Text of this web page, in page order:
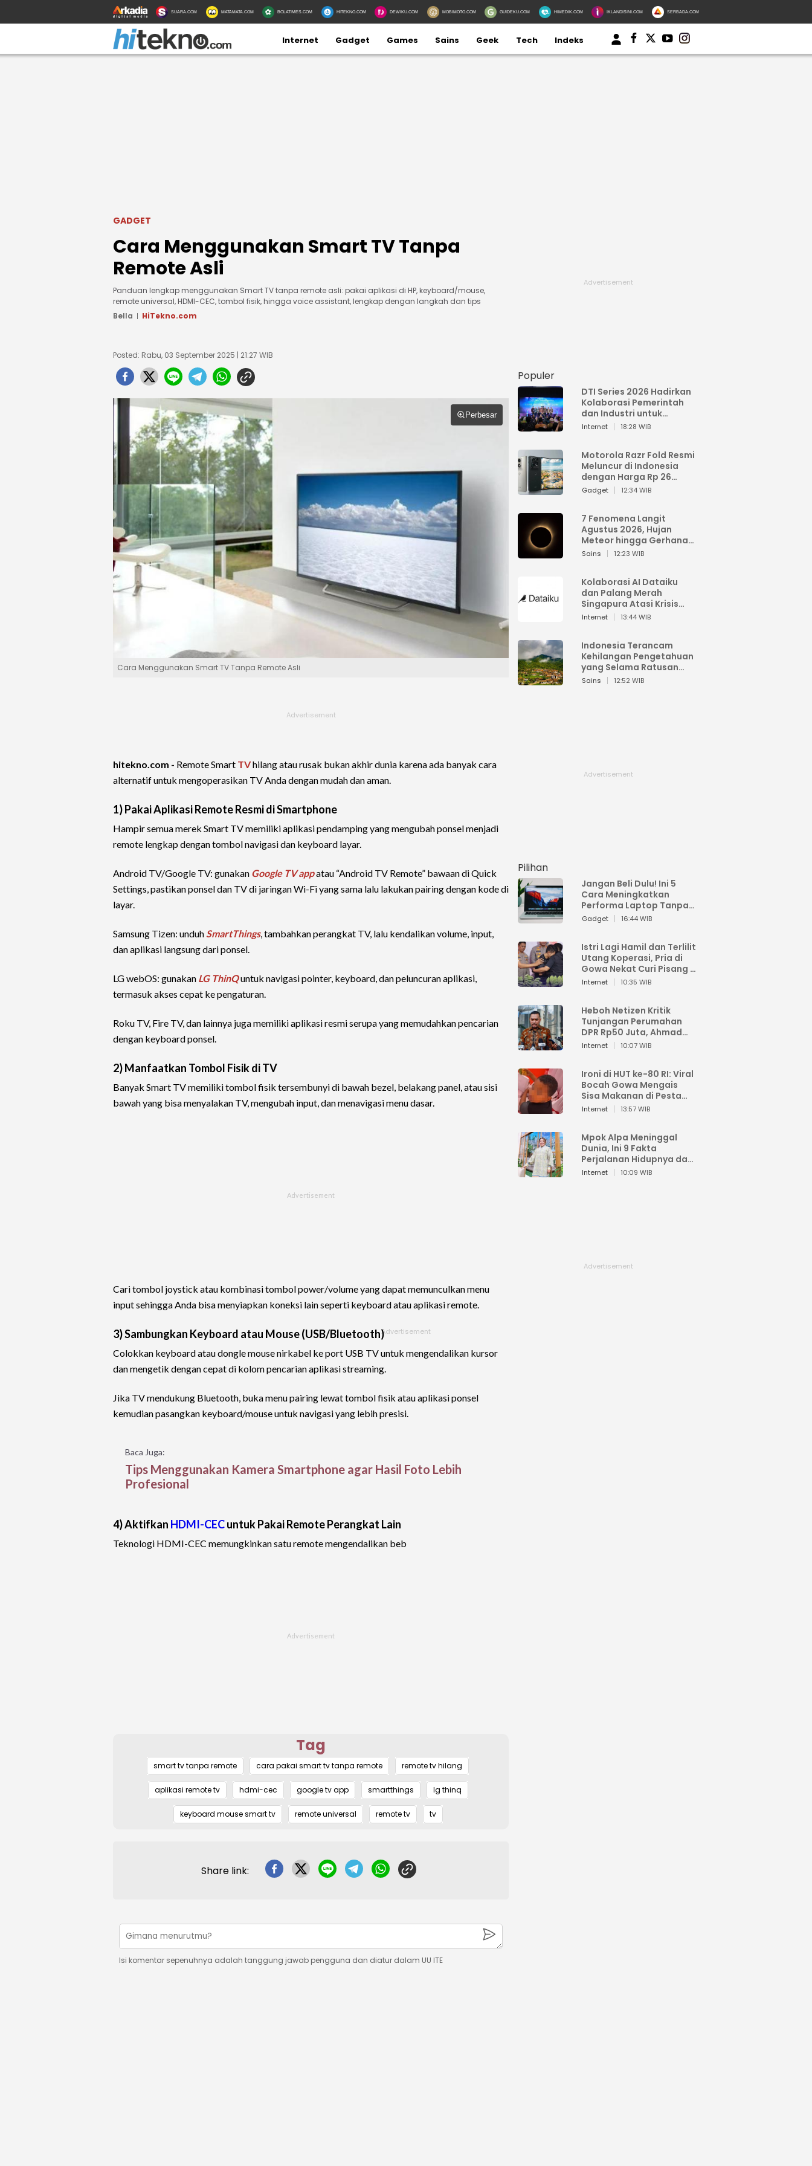
SUARA.COM MATAMATA.COM BOLATIMES.COM HITEKNO.COM DEWIKU.COM MOBIMOTO.COM GUIDEKU.COM HIMEDIK.COM IKLANDISINI.COM SERBADA.COM
Internet Gadget Games Sains Geek Tech Indeks
GADGET
Cara Menggunakan Smart TV Tanpa
Remote Asli
Panduan lengkap menggunakan Smart TV tanpa remote asli: pakai aplikasi di HP, keyboard/mouse,
remote universal, HDMI-CEC, tombol fisik, hingga voice assistant, lengkap dengan langkah dan tips
Bella
HiTekno.com
Posted: Rabu, 03 September 2025 | 21:27 WIB
Perbesar
Cara Menggunakan Smart TV Tanpa Remote Asli
hitekno.com - Remote Smart TVhilang atau rusak bukan akhir dunia karena ada banyak cara
alternatif untuk mengoperasikan TV Anda dengan mudah dan aman.
1) Pakai Aplikasi Remote Resmi di Smartphone
Hampir semua merek Smart TV memiliki aplikasi pendamping yang mengubah ponsel menjadi
remote lengkap dengan tombol navigasi dan keyboard layar.
Android TV/Google TV: gunakan Google TV appatau “Android TV Remote” bawaan di Quick
Settings, pastikan ponsel dan TV di jaringan Wi-Fi yang sama lalu lakukan pairing dengan kode di
layar.
Samsung Tizen: unduhSmartThings, tambahkan perangkat TV, lalu kendalikan volume, input,
dan aplikasi langsung dari ponsel.
LG webOS: gunakan LG ThinQuntuk navigasi pointer, keyboard, dan peluncuran aplikasi,
termasuk akses cepat ke pengaturan.
Roku TV, Fire TV, dan lainnya juga memiliki aplikasi resmi serupa yang memudahkan pencarian
dengan keyboard ponsel.
2) Manfaatkan Tombol Fisik di TV
Banyak Smart TV memiliki tombol fisik tersembunyi di bawah bezel, belakang panel, atau sisi
bawah yang bisa menyalakan TV, mengubah input, dan menavigasi menu dasar.
Cari tombol joystick atau kombinasi tombol power/volume yang dapat memunculkan menu
input sehingga Anda bisa menyiapkan koneksi lain seperti keyboard atau aplikasi remote.
3) Sambungkan Keyboard atau Mouse (USB/Bluetooth)
Colokkan keyboard atau dongle mouse nirkabel ke port USB TV untuk mengendalikan kursor
dan mengetik dengan cepat di kolom pencarian aplikasi streaming.
Jika TV mendukung Bluetooth, buka menu pairing lewat tombol fisik atau aplikasi ponsel
kemudian pasangkan keyboard/mouse untuk navigasi yang lebih presisi.
Baca Juga:
Tips Menggunakan Kamera Smartphone agar Hasil Foto Lebih
Profesional
4) Aktifkan HDMI-CECuntuk Pakai Remote Perangkat Lain
Teknologi HDMI-CEC memungkinkan satu remote mengendalikan beb
Tag
smart tv tanpa remote cara pakai smart tv tanpa remote remote tv hilang
aplikasi remote tv hdmi-cec google tv app smartthings lg thinq
keyboard mouse smart tv remote universal remote tv tv
Share link:
Isi komentar sepenuhnya adalah tanggung jawab pengguna dan diatur dalam UU ITE
Populer
DTI Series 2026 Hadirkan
Kolaborasi Pemerintah
dan Industri untuk
Percepatan
Internet 18:28 WIB
Motorola Razr Fold Resmi
Meluncur di Indonesia
dengan Harga Rp 26
Jutaan
Gadget 12:34 WIB
7 Fenomena Langit
Agustus 2026, Hujan
Meteor hingga Gerhana
Matahari
Sains 12:23 WIB
Kolaborasi AI Dataiku
dan Palang Merah
Singapura Atasi Krisis
Bencana
Internet 13:44 WIB
Indonesia Terancam
Kehilangan Pengetahuan
yang Selama Ratusan
Tahun Menjaga Alam
Sains 12:52 WIB
Pilihan
Jangan Beli Dulu! Ini 5
Cara Meningkatkan
Performa Laptop Tanpa
Harus Beli Baru
Gadget 16:44 WIB
Istri Lagi Hamil dan Terlilit
Utang Koperasi, Pria di
Gowa Nekat Curi Pisang 4
Tandan Milik Tetangga,
Internet 10:35 WIB
Heboh Netizen Kritik
Tunjangan Perumahan
DPR Rp50 Juta, Ahmad
Sahroni: Enggak Senang
Internet 10:07 WIB
Ironi di HUT ke-80 RI: Viral
Bocah Gowa Mengais
Sisa Makanan di Pesta
Kemerdekaan
Internet 13:57 WIB
Mpok Alpa Meninggal
Dunia, Ini 9 Fakta
Perjalanan Hidupnya dari
Viral hingga Puncak
Internet 10:09 WIB